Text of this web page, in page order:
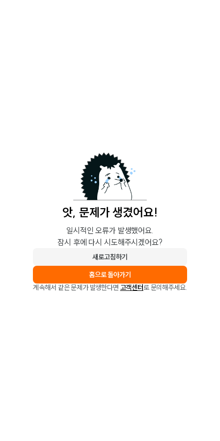
앗, 문제가 생겼어요!
일시적인 오류가 발생했어요.
잠시 후에 다시 시도해주시겠어요?
새로고침하기
홈으로 돌아가기
계속해서 같은 문제가 발생한다면 고객센터로 문의해주세요.